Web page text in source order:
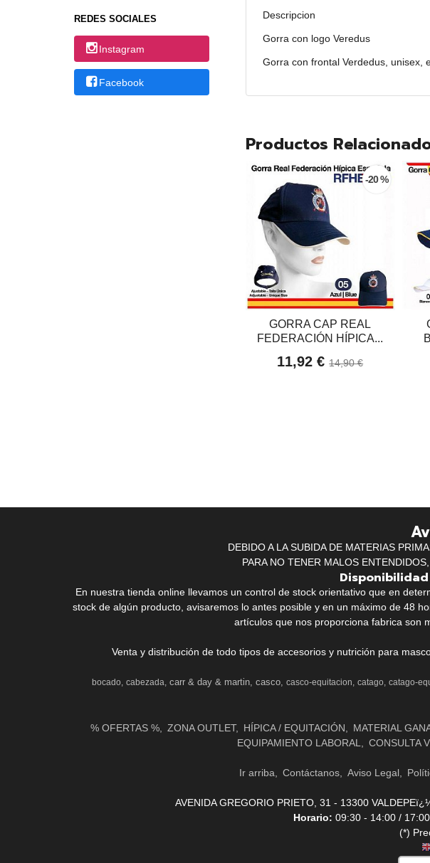
REDES SOCIALES
Instagram
Facebook
Descripcion
Gorra con logo Veredus
Gorra con frontal Verdedus, unisex,
Productos
-20 %
GORRA CAP REAL
FEDERACIÓN HÍPICA...
11,92 €14,90 €
DEBIDO A LA SUBIDA DE MATERIAS
PARA NO TENER MALOS
En nuestra tienda online llevamos un control de stock orientativo que en
stock de algún producto, avisaremos lo antes posible y en un máximo de 48
artículos que nos proporciona fabrica son
Venta y distribución de todo tipos de accesorios y nutrición para
bocado cabezada carr & day & martin casco casco-equitacion catago catago-
% OFERTAS % ZONA OUTLET HÍPICA / EQUITACIÓN MATERIAL
EQUIPAMIENTO LABORAL
CONSULTA
Ir arriba Contáctanos Aviso Legal
AVENIDA GREGORIO PRIETO, 31 - 13300
Horario: 09:30 - 14:00 /
(*)